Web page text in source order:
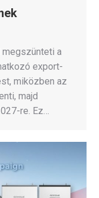
megszünteti a
export-
miközben az
majd
re. Ez…